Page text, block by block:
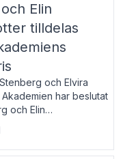
Elin
tilldelas
och Elvira
har beslutat
och Elin
Akademiens
2026. Priset är
till att lyfta fram